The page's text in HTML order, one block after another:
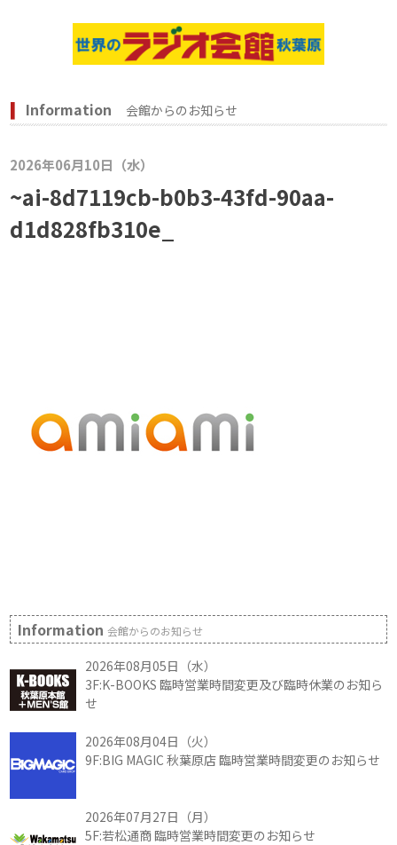
Information 会館からのお知らせ
2026年06月10日（水）
~ai-8d7119cb-b0b3-43fd-90aa-
d1d828fb310e_
Information会館からのお知らせ
2026年08月05日（水）
3F:K-BOOKS 臨時営業時間変更及び臨時休業のお知ら
せ
2026年08月04日（火）
9F:BIG MAGIC 秋葉原店 臨時営業時間変更のお知らせ
2026年07月27日（月）
5F:若松通商 臨時営業時間変更のお知らせ